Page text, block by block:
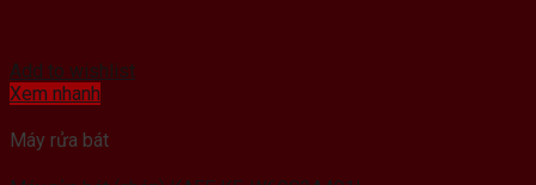
Add to wishlist
Xem nhanh
Máy rửa bát